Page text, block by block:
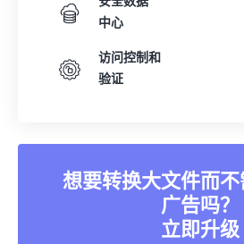
中心
访问控制和
验证
想要转换大文件而
广告吗？
立即升级